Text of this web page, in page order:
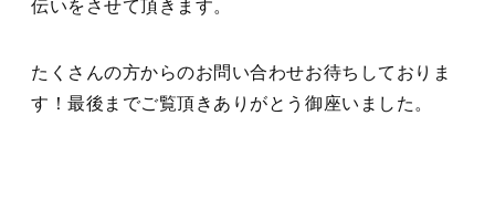
伝いをさせて頂きます。
たくさんの方からのお問い合わせお待ちしておりま
す！最後までご覧頂きありがとう御座いました。